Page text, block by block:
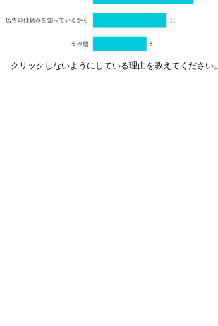
クリックしないようにしている理由を教えてください。